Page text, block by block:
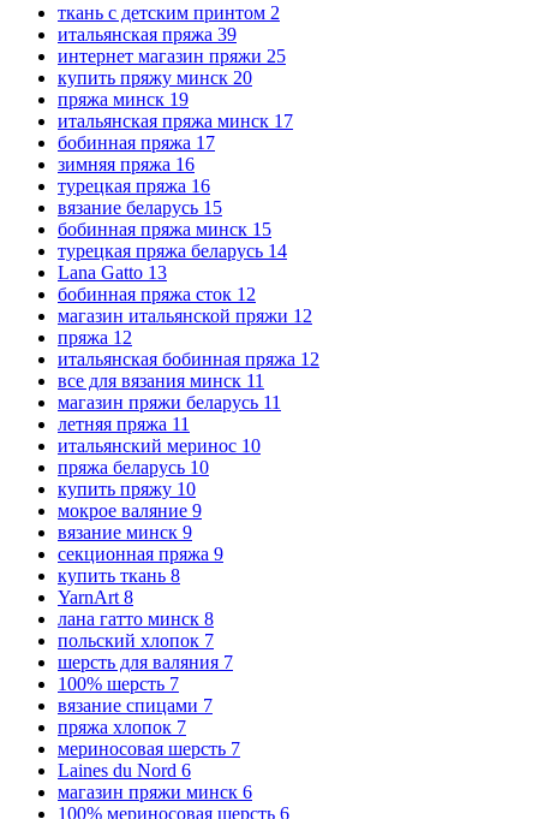
ткань с детским принтом 2
итальянская пряжа 39
интернет магазин пряжи 25
купить пряжу минск 20
пряжа минск 19
итальянская пряжа минск 17
бобинная пряжа 17
зимняя пряжа 16
турецкая пряжа 16
вязание беларусь 15
бобинная пряжа минск 15
турецкая пряжа беларусь 14
Lana Gatto 13
бобинная пряжа сток 12
магазин итальянской пряжи 12
пряжа 12
итальянская бобинная пряжа 12
все для вязания минск 11
магазин пряжи беларусь 11
летняя пряжа 11
итальянский меринос 10
пряжа беларусь 10
купить пряжу 10
мокрое валяние 9
вязание минск 9
секционная пряжа 9
купить ткань 8
YarnArt 8
лана гатто минск 8
польский хлопок 7
шерсть для валяния 7
100% шерсть 7
вязание спицами 7
пряжа хлопок 7
мериносовая шерсть 7
Laines du Nord 6
магазин пряжи минск 6
100% мериносовая шерсть 6